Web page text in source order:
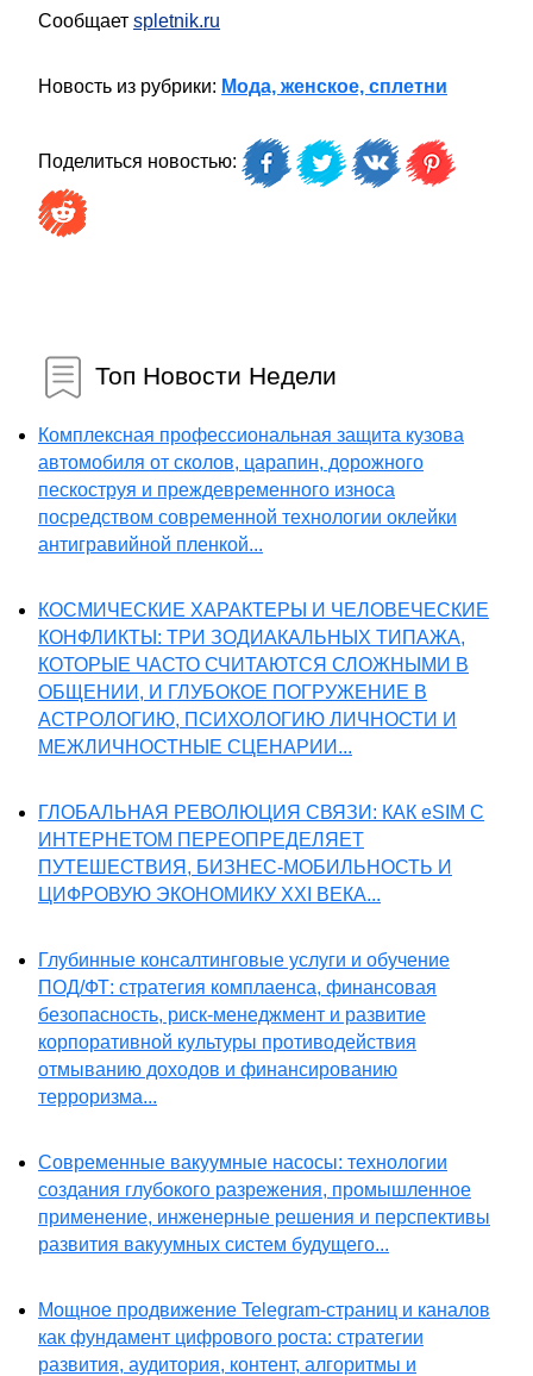
Сообщает spletnik.ru
Новость из рубрики: Мода, женское, сплетни
Поделиться новостью:
Топ Новости Недели
Комплексная профессиональная защита кузова
автомобиля от сколов, царапин, дорожного
пескоструя и преждевременного износа
посредством современной технологии оклейки
антигравийной пленкой...
КОСМИЧЕСКИЕ ХАРАКТЕРЫ И ЧЕЛОВЕЧЕСКИЕ
КОНФЛИКТЫ: ТРИ ЗОДИАКАЛЬНЫХ ТИПАЖА,
КОТОРЫЕ ЧАСТО СЧИТАЮТСЯ СЛОЖНЫМИ В
ОБЩЕНИИ, И ГЛУБОКОЕ ПОГРУЖЕНИЕ В
АСТРОЛОГИЮ, ПСИХОЛОГИЮ ЛИЧНОСТИ И
МЕЖЛИЧНОСТНЫЕ СЦЕНАРИИ...
ГЛОБАЛЬНАЯ РЕВОЛЮЦИЯ СВЯЗИ: КАК eSIM С
ИНТЕРНЕТОМ ПЕРЕОПРЕДЕЛЯЕТ
ПУТЕШЕСТВИЯ, БИЗНЕС-МОБИЛЬНОСТЬ И
ЦИФРОВУЮ ЭКОНОМИКУ XXI ВЕКА...
Глубинные консалтинговые услуги и обучение
ПОД/ФТ: стратегия комплаенса, финансовая
безопасность, риск-менеджмент и развитие
корпоративной культуры противодействия
отмыванию доходов и финансированию
терроризма...
Современные вакуумные насосы: технологии
создания глубокого разрежения, промышленное
применение, инженерные решения и перспективы
развития вакуумных систем будущего...
Мощное продвижение Telegram-страниц и каналов
как фундамент цифрового роста: стратегии
развития, аудитория, контент, алгоритмы и